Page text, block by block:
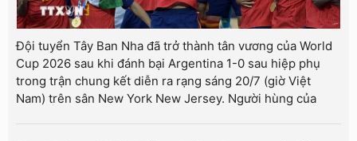
Đội tuyển Tây Ban Nha đã trở thành tân vương của World
Cup 2026 sau khi đánh bại Argentina 1-0 sau hiệp phụ
trong trận chung kết diễn ra rạng sáng 20/7 (giờ Việt
Nam) trên sân New York New Jersey. Người hùng của